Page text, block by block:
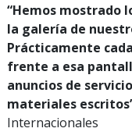
“Hemos mostrado
la galería de
Prácticamente
frente a esa
anuncios de
materiales
Internacionales